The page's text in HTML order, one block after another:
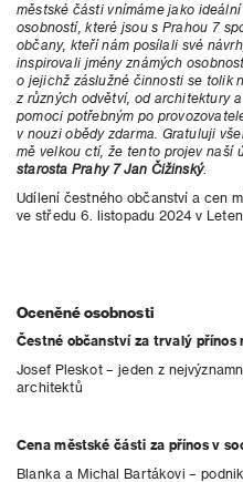
městské části vnímáme jako
osobností, které jsou s Prahou 7
občany, kteří nám posílali své
inspirovali jmény známých
o jejichž záslužné činnosti se tolik
z různých odvětví, od architektury
pomoci potřebným po
v nouzi obědy zdarma. Gratuluji
mě velkou ctí, že tento projev naší
starosta Prahy 7 Jan Čižinský.
Udílení čestného občanství a cen
ve středu 6. listopadu 2024 v
Oceněné osobnosti
Čestné občanství za trvalý přínos
Josef Pleskot – jeden z
architektů
Cena městské části za přínos v
Blanka a Michal Bartákovi –